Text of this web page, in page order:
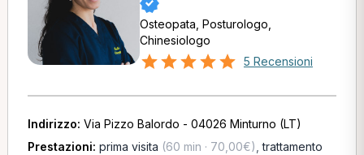
Osteopata, Posturologo,
Chinesiologo
5 Recensioni
Indirizzo: Via Pizzo Balordo - 04026 Minturno (LT)
Prestazioni: prima visita (60 min · 70,00€) ,trattamento